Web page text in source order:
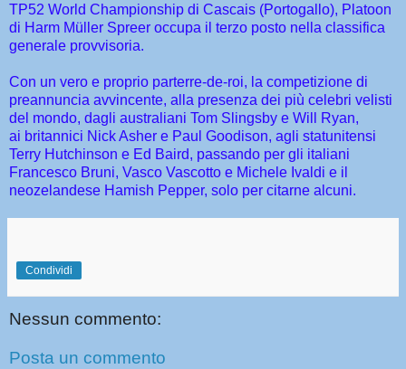
TP52 World Championship di Cascais (Portogallo), Platoon
di Harm Müller Spreer occupa il terzo posto nella classifica
generale provvisoria.
Con un vero e proprio parterre-de-roi, la competizione di
preannuncia avvincente, alla presenza dei più celebri velisti
del mondo, dagli australiani Tom Slingsby e Will Ryan,
ai britannici Nick Asher e Paul Goodison, agli statunitensi
Terry Hutchinson e Ed Baird, passando per gli italiani
Francesco Bruni, Vasco Vascotto e Michele Ivaldi e il
neozelandese Hamish Pepper, solo per citarne alcuni.
Condividi
Nessun commento:
Posta un commento